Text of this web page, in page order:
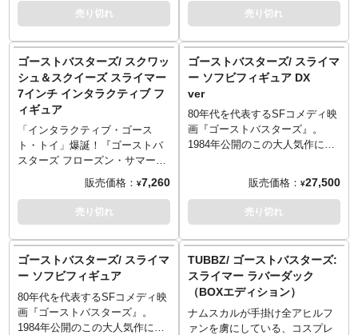
化されました！ディテールを突
き詰めたというよりは、ドア開
なじみのギミック搭載したブー
ンブブーンと遊べるタイプ。ト
ップにはドローン（動きませ
ん）も装備！同スケールの伸縮
性あるスライマーも付属し、世
界観が広がります。
※この商品は入荷数の減数など
場合や、分納での入荷となる場
合がございます。
売り切れ
ーストたち、ミニマシュマロマ
ンとスライマーがミニサイズで
ーチャーしたポーズを採用し、
デフォルメアレンジ。焼けた
り、ピザ食べたり、ドロドロし
たりと、かわいさのやりたい放
題。マシュマロマン6種、スライ
マー6種、計12種でわちゃわち
※この商品は入荷数の減数など
によりご予約をキャンセル頂く
合がございます。
売り切れ
ゴーストバスターズ/ スクワッ
シュ＆スクイーズ スライマー
7インチ インタラクティブ フ
ィギュア
「インタラクティブ・ゴース
ト・トイ」爆誕！『ゴーストバ
スターズ フローズン・サマー』
公開で盛り上がる今、オススメ
したい「インタラクティブ・ゴ
ースト・トイ」はこちらの…ス
ライマー！映画『ゴーストバス
ターズ』シリーズでは切っても
切れない幽霊の1種「スライマ
ー」、その舌を押すとムシャム
シャという効果音やゲップな
ど、40種以上の不気味サウンド
が響き渡ります。可動は腕のみ
と簡易的ながらも、それ以上に
販売価格： ¥7,260
売り切れ
ゴーストバスターズ/ スライマ
ー ソフビフィギュア DX
ver
80年代を代表するSFコメディ映
画『ゴーストバスターズ』。
1984年公開のこの大人気作に登
ー」が、スターエーストイズか
らソフビスタチュー化です！人
畜無害の食いしん坊な「醜い小
さなじゃがいも」を全高約10セ
センチでディスプレイが可能で
す。今回もデラックスバージョ
ンがラインナップ！なんとLED
による発光ギミックを内蔵し、
ボディがぼやーっと光ります。
販売価格： ¥27,500
売り切れ
ゴーストバスターズ/ スライマ
ー ソフビフィギュア
80年代を代表するSFコメディ映
画『ゴーストバスターズ』。
1984年公開のこの大人気作に登
TUBBZ/ ゴーストバスターズ:
スライマー ラバーダック
（BOXエディション）
ナムスカルが手掛け全アヒルフ
ァンを虜にしている、コスプレ